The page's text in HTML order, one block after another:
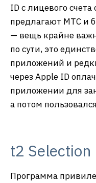
ID с лицевого
предлагают МТС и
— вещь крайне
по сути, это
приложений и
через Apple ID
приложении для
а потом
t2 Selection
Программа